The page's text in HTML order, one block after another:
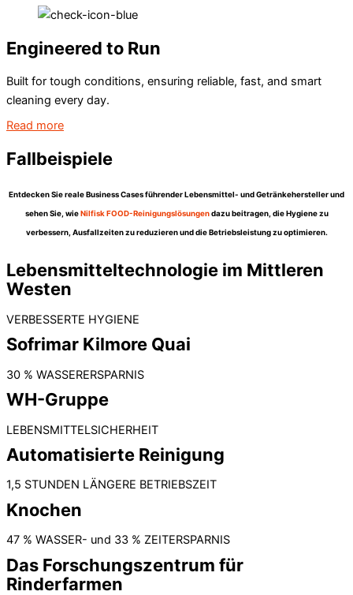
Engineered to Run
Built for tough conditions, ensuring reliable, fast, and smart
cleaning every day.
Read more
Fallbeispiele
Entdecken Sie reale Business Cases führender Lebensmittel- und Getränkehersteller und
sehen Sie, wie Nilfisk FOOD-Reinigungslösungendazu beitragen, die Hygiene zu
verbessern, Ausfallzeiten zu reduzieren und die Betriebsleistung zu optimieren.
Lebensmitteltechnologie im Mittleren
Westen
VERBESSERTE HYGIENE
Sofrimar Kilmore Quai
30 % WASSERERSPARNIS
WH-Gruppe
LEBENSMITTELSICHERHEIT
Automatisierte Reinigung
1,5 STUNDEN LÄNGERE BETRIEBSZEIT
Knochen
47 % WASSER- und 33 % ZEITERSPARNIS
Das Forschungszentrum für
Rinderfarmen